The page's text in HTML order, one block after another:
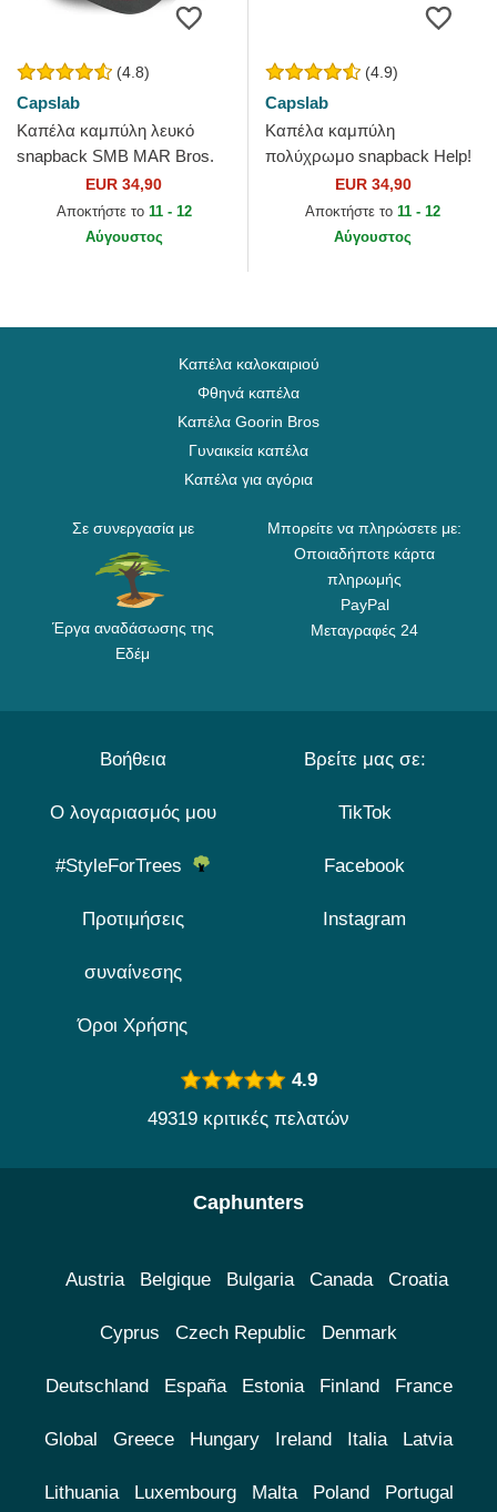
(4.8)
Capslab
Καπέλα καμπύλη λευκό
snapback SMB MAR Bros.
Mario Super Mario Bros. από
Capslab
EUR 34,90
Αποκτήστε το 11 - 12
Αύγουστος
(4.9)
Capslab
Καπέλα καμπύλη
πολύχρωμο snapback Help!
REL Scooby-Doo από
Capslab
EUR 34,90
Αποκτήστε το 11 - 12
Αύγουστος
Καπέλα καλοκαιριού
Φθηνά καπέλα
Καπέλα Goorin Bros
Γυναικεία καπέλα
Καπέλα για αγόρια
Σε συνεργασία με
Έργα αναδάσωσης της
Εδέμ
Μπορείτε να πληρώσετε με:
Οποιαδήποτε κάρτα
πληρωμής
PayPal
Μεταγραφές 24
Βοήθεια
Ο λογαριασμός μου
#StyleForTrees
Προτιμήσεις
συναίνεσης
Όροι Χρήσης
Βρείτε μας σε:
TikTok
Facebook
Instagram
4.9
49319 κριτικές πελατών
Caphunters
Austria Belgique Bulgaria Canada Croatia
Cyprus Czech Republic Denmark
Deutschland España Estonia Finland France
Global Greece Hungary Ireland Italia Latvia
Lithuania Luxembourg Malta Poland Portugal